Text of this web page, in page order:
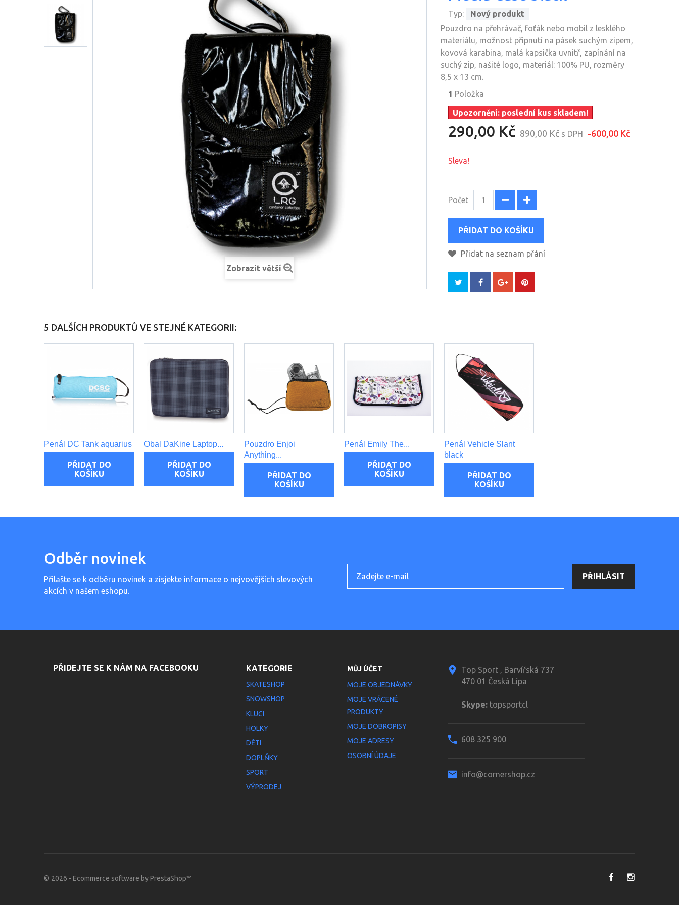
Zobrazit větší
Typ:
Nový produkt
Pouzdro na přehrávač, foťák nebo mobil z lesklého
materiálu, možnost připnutí na pásek suchým zipem,
kovová karabina, malá kapsička uvnitř, zapínání na
suchý zip, našité logo, materiál: 100% PU, rozměry
8,5 x 13 cm.
1 Položka
Upozornění: poslední kus skladem!
290,00 Kč 890,00 Kč s DPH -600,00 Kč
Sleva!
Počet
PŘIDAT DO KOŠÍKU
Přidat na seznam přání
5 DALŠÍCH PRODUKTŮ VE STEJNÉ KATEGORII:
Penál DC Tank aquarius
PŘIDAT DO
KOŠÍKU
Obal DaKine Laptop...
PŘIDAT DO
KOŠÍKU
Pouzdro Enjoi
Anything...
PŘIDAT DO
KOŠÍKU
Penál Emily The...
PŘIDAT DO
KOŠÍKU
Penál Vehicle Slant
black
PŘIDAT DO
KOŠÍKU
Odběr novinek
Přilašte se k odběru novinek a zísjekte informace o nejvovějších slevových
akcích v našem eshopu.
PŘIDEJTE SE K NÁM NA FACEBOOKU KATEGORIE
SKATESHOP
SNOWSHOP
KLUCI
HOLKY
DĚTI
DOPLŇKY
SPORT
VÝPRODEJ
MŮJ ÚČET
MOJE OBJEDNÁVKY
MOJE VRÁCENÉ
PRODUKTY
MOJE DOBROPISY
MOJE ADRESY
OSOBNÍ ÚDAJE
Top Sport , Barvířská 737
470 01 Česká Lípa
Skype:topsportcl
608 325 900
info@cornershop.cz
© 2026 - Ecommerce software by PrestaShop™